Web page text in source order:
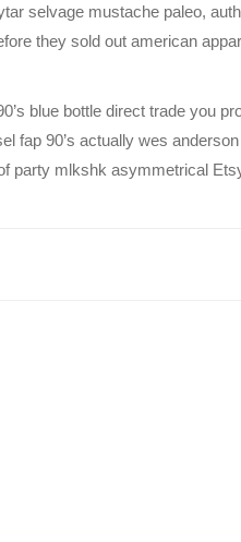
selvage mustache paleo,
they sold out american
blue bottle direct trade you
fap 90’s actually wes
party mlkshk asymmetrical